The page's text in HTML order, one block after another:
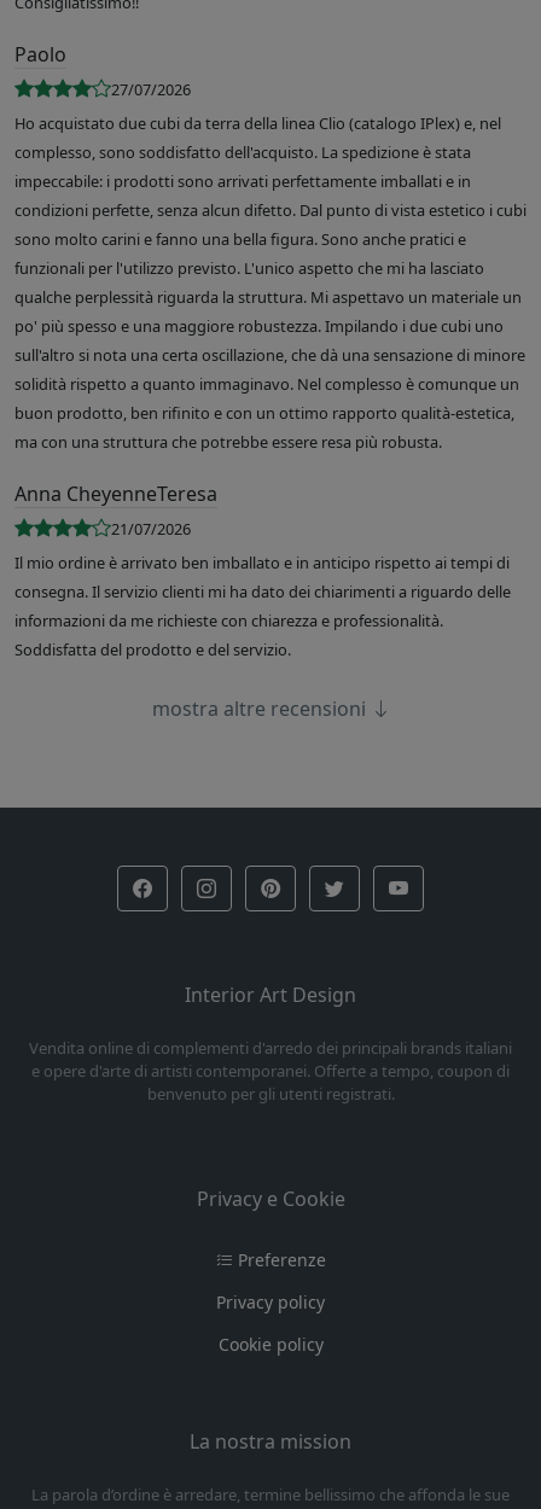
Paolo
27/07/2026
Ho acquistato due cubi da terra della linea Clio (catalogo IPlex) e, nel
complesso, sono soddisfatto dell'acquisto. La spedizione è stata
impeccabile: i prodotti sono arrivati perfettamente imballati e in
condizioni perfette, senza alcun difetto. Dal punto di vista estetico i cubi
sono molto carini e fanno una bella figura. Sono anche pratici e
funzionali per l'utilizzo previsto. L'unico aspetto che mi ha lasciato
qualche perplessità riguarda la struttura. Mi aspettavo un materiale un
po' più spesso e una maggiore robustezza. Impilando i due cubi uno
sull'altro si nota una certa oscillazione, che dà una sensazione di minore
solidità rispetto a quanto immaginavo. Nel complesso è comunque un
buon prodotto, ben rifinito e con un ottimo rapporto qualità-estetica,
ma con una struttura che potrebbe essere resa più robusta.
Anna CheyenneTeresa
21/07/2026
Il mio ordine è arrivato ben imballato e in anticipo rispetto ai tempi di
consegna. Il servizio clienti mi ha dato dei chiarimenti a riguardo delle
informazioni da me richieste con chiarezza e professionalità.
Soddisfatta del prodotto e del servizio.
mostra altre recensioni
Interior Art Design
Vendita online di complementi d'arredo dei principali brands italiani
e opere d'arte di artisti contemporanei. Offerte a tempo, coupon di
benvenuto per gli utenti registrati.
Privacy e Cookie
Preferenze
Privacy policy
Cookie policy
La nostra mission
La parola d’ordine è arredare, termine bellissimo che affonda le sue